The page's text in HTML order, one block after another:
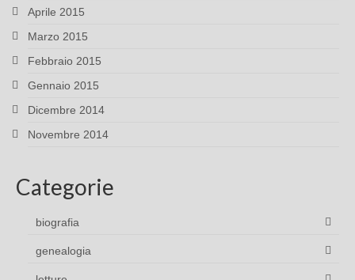
Aprile 2015
Marzo 2015
Febbraio 2015
Gennaio 2015
Dicembre 2014
Novembre 2014
Categorie
biografia
genealogia